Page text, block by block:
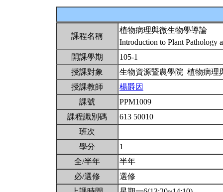
課程名稱
植物病理與微生物學導論
Introduction to Plant Pathology
開課學期
105-1
授課對象
生物資源暨農學院 植物病
授課教師
楊爵因
課號
PPM1009
課程識別碼
613 50010
班次
學分
1
全/半年
半年
必/選修
選修